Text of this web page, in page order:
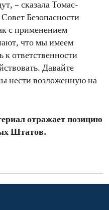
– сказала Томас-
Безопасности
с применением
что мы имеем
ответственности
Давайте
нести возложенную на
отражает позицию
Штатов.